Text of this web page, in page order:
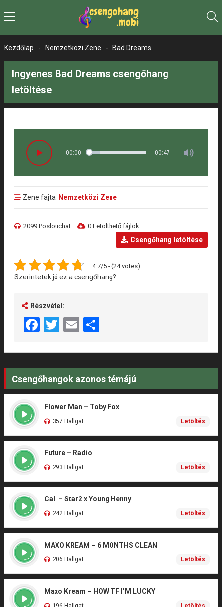
Kezdőlap - Nemzetközi Zene - Bad Dreams
Ingyenes Bad Dreams csengőhang
letöltése
00:00 00:47
Zene fajta: Nemzetközi Zene
2099 Poslouchat 0 Letölthető fájlok
Csengőhang letöltése
4.7/5 - (24 votes)
Szerintetek jó ez a csengőhang?
Részvétel:
Facebook
Twitter
EmailShare
Csengőhangok azonos témájú
Flower Man – Toby Fox
357 Hallgat Letöltés
Future – Radio
293 Hallgat Letöltés
Cali – Star2 x Young Henny
242 Hallgat Letöltés
MAXO KREAM – 6 MONTHS CLEAN
206 Hallgat Letöltés
Maxo Kream – HOW TF I’M LUCKY
196 Hallgat Letöltés